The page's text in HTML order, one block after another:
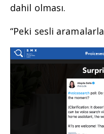
dahil olması.
“Peki sesli